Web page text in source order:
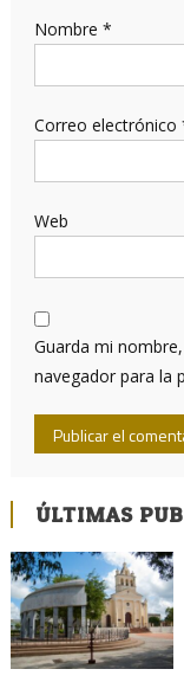
Nombre *
Correo electrónico
Web
Guarda mi
navegador para la
ÚLTIMAS